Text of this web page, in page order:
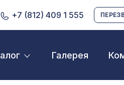
+7 (812) 409 1 555
Галерея
панели